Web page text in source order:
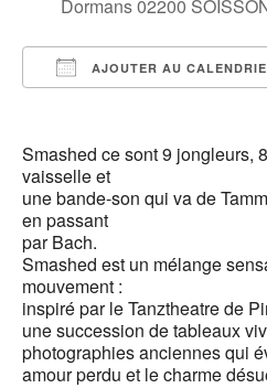
Dormans 02200
AJOUTER AU
Smashed ce sont 9 jongleurs,
vaisselle et
une bande-son qui va de
en passant
par Bach.
Smashed est un mélange
mouvement :
inspiré par le Tanztheatre de
une succession de tableaux
photographies anciennes qui
amour perdu et le charme